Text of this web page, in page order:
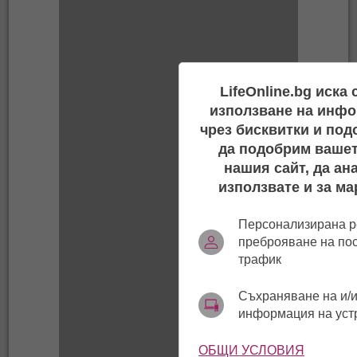
LifeOnline.bg иска
използване на
чрез бисквитки и
да подобрим
нашия сайт, да
използвате и за
Персонализирана
преброяване на
трафик
Съхраняване на и/
информация на
ОБЩИ УСЛОВИЯ